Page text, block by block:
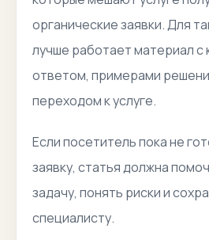
органические заявки. Для
лучше работает материал с
ответом, примерами
переходом к услуге.
Если посетитель пока не
заявку, статья должна
задачу, понять риски и
специалисту.